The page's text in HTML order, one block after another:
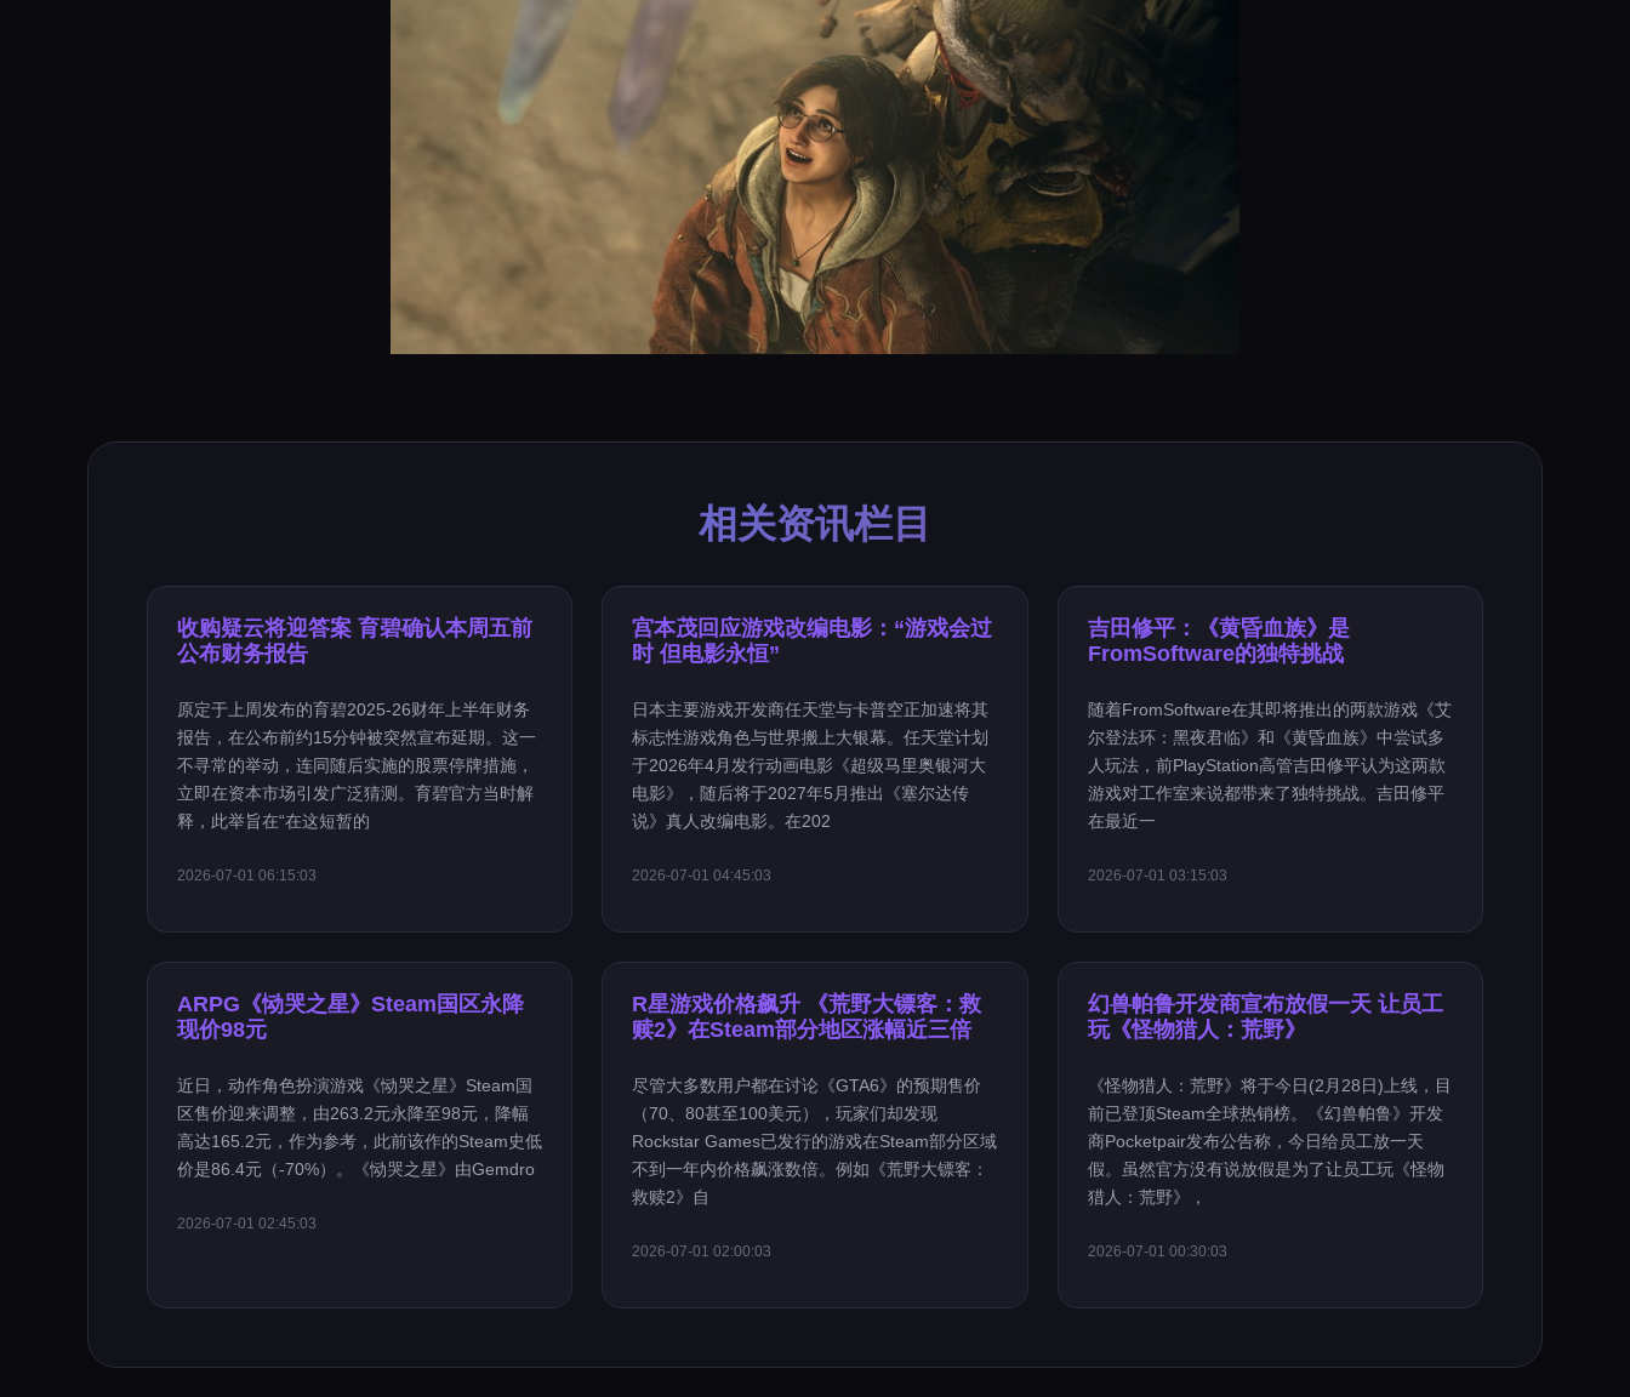
相关资讯栏目
收购疑云将迎答案 育碧确认本周五前
公布财务报告
原定于上周发布的育碧2025-26财年上半年财务
报告，在公布前约15分钟被突然宣布延期。这一
不寻常的举动，连同随后实施的股票停牌措施，
立即在资本市场引发广泛猜测。育碧官方当时解
释，此举旨在“在这短暂的
2026-07-01 06:15:03
宫本茂回应游戏改编电影：“游戏会过
时 但电影永恒”
日本主要游戏开发商任天堂与卡普空正加速将其
标志性游戏角色与世界搬上大银幕。任天堂计划
于2026年4月发行动画电影《超级马里奥银河大
电影》，随后将于2027年5月推出《塞尔达传
说》真人改编电影。在202
2026-07-01 04:45:03
吉田修平：《黄昏血族》是
FromSoftware的独特挑战
随着FromSoftware在其即将推出的两款游戏《艾
尔登法环：黑夜君临》和《黄昏血族》中尝试多
人玩法，前PlayStation高管吉田修平认为这两款
游戏对工作室来说都带来了独特挑战。吉田修平
在最近一
2026-07-01 03:15:03
ARPG《恸哭之星》Steam国区永降
现价98元
近日，动作角色扮演游戏《恸哭之星》Steam国
区售价迎来调整，由263.2元永降至98元，降幅
高达165.2元，作为参考，此前该作的Steam史低
价是86.4元（-70%）。《恸哭之星》由Gemdro
2026-07-01 02:45:03
R星游戏价格飙升 《荒野大镖客：救
赎2》在Steam部分地区涨幅近三倍
尽管大多数用户都在讨论《GTA6》的预期售价
（70、80甚至100美元），玩家们却发现
Rockstar Games已发行的游戏在Steam部分区域
不到一年内价格飙涨数倍。例如《荒野大镖客：
救赎2》自
2026-07-01 02:00:03
幻兽帕鲁开发商宣布放假一天 让员工
玩《怪物猎人：荒野》
《怪物猎人：荒野》将于今日(2月28日)上线，目
前已登顶Steam全球热销榜。《幻兽帕鲁》开发
商Pocketpair发布公告称，今日给员工放一天
假。虽然官方没有说放假是为了让员工玩《怪物
猎人：荒野》，
2026-07-01 00:30:03